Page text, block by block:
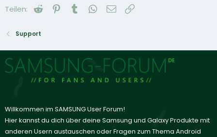
Teilen: Reddit Pinterest
Tumblr WhatsApp
E-Mail
Support
Willkommen im SAMSUNG User Forum!
Hier kannst du dich über deine Samsung und Galaxy Produkte mit
anderen Usern austauschen oder Fragen zum Thema Android